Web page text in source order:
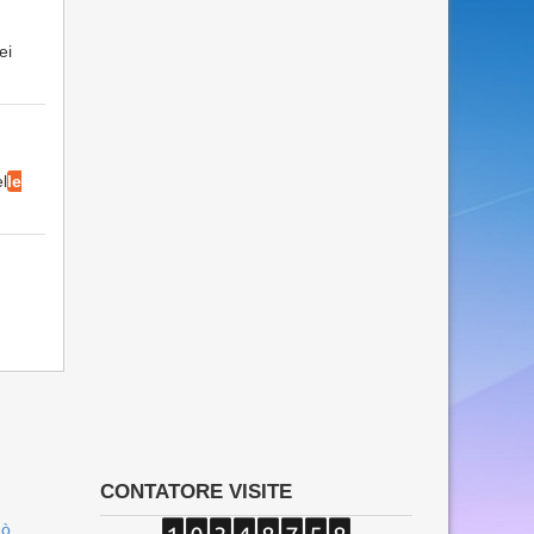
le
CONTATORE VISITE